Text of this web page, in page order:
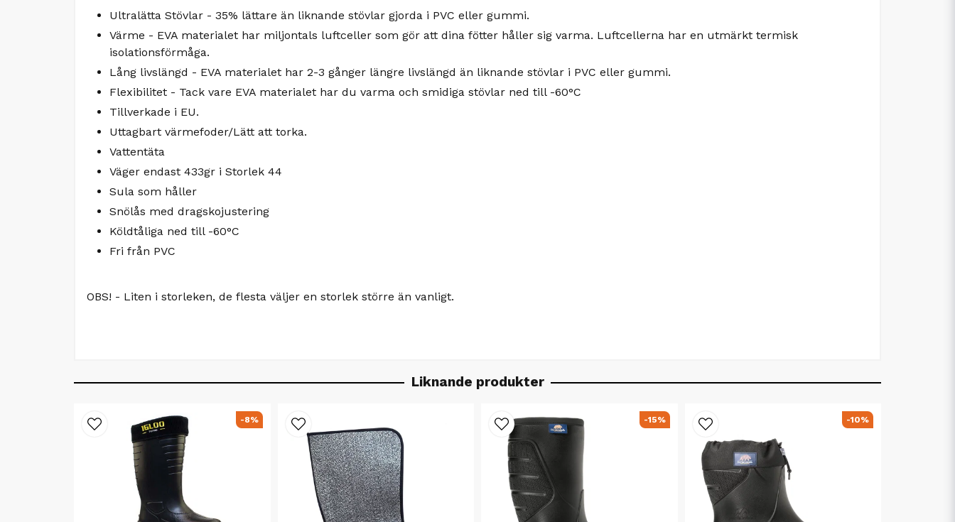
Ultralätta Stövlar - 35% lättare än liknande stövlar gjorda i PVC eller gummi.
Värme - EVA materialet har miljontals luftceller som gör att dina fötter håller sig varma. Luftcellerna har en utmärkt termisk
isolationsförmåga.
Lång livslängd - EVA materialet har 2-3 gånger längre livslängd än liknande stövlar i PVC eller gummi.
Flexibilitet - Tack vare EVA materialet har du varma och smidiga stövlar ned till -60°C
Tillverkade i EU.
Uttagbart värmefoder/Lätt att torka.
Vattentäta
Väger endast 433gr i Storlek 44
Sula som håller
Snölås med dragskojustering
Köldtåliga ned till -60°C
Fri från PVC
OBS! - Liten i storleken, de flesta väljer en storlek större än vanligt.
Liknande produkter
-8% -15% -10%